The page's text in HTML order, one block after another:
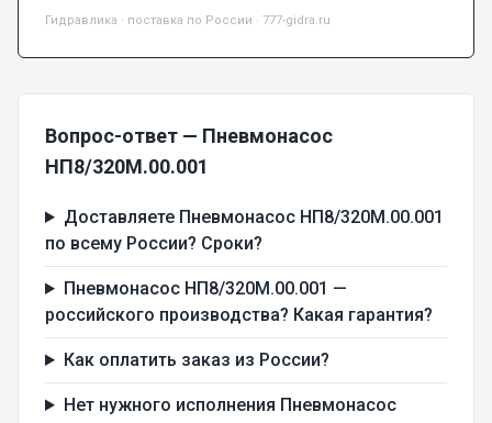
Гидравлика · поставка по России · 777-gidra.ru
Вопрос-ответ — Пневмонасос
НП8/320М.00.001
Доставляете Пневмонасос НП8/320М.00.001
по всему России? Сроки?
Пневмонасос НП8/320М.00.001 —
российского производства? Какая гарантия?
Как оплатить заказ из России?
Нет нужного исполнения Пневмонасос